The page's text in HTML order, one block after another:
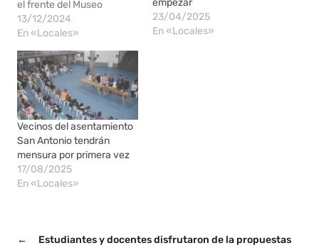
el frente del Museo
Augusto Schulz. En ese
lugar se convocaron para
mensura que ya han sido
presentados ante los
distintos organismos
provinciales. Esto implica
un avance significativo
para personas que…
13/12/2024
En «Locales»
empezar
23/04/2025
En «Locales»
Vecinos del asentamiento
San Antonio tendrán
mensura por primera vez
17/08/2025
En «Locales»
←
Estudiantes y docentes disfrutaron de la propuestas